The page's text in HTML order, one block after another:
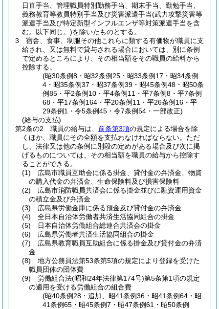
日直手当、管理職員特別勤務手当、期末手当、勤勉手当、
義務教育等教員特別手当及び災害派遣手当(武力攻撃災害等
派遣手当及び特定新型インフルエンザ等対策派遣手当を含
む。以下同じ。)を除いたものとする。
3
宿舎、食事、制服その他これらに類する有価物が職員に支
給され、又は無料で貸与される場合においては、別に条例
で定めるところにより、その相当額をその職員の給料から
控除する。
(昭30条例8・昭32条例25・昭33条例17・昭34条例
4・昭35条例37・昭37条例39・昭45条例48・昭50条
例85・平2条例10・平4条例11・平7条例8・平7条例
68・平17条例164・平20条例11・平26条例16・平
29条例1・令5条例45・令7条例54・一部改正)
(給与の支払)
第2条の2
職員の給与は、 前条第3項の規定による場合を除
くほか、職員にその全額を支払わなければならない。 ただ
し、法律又は他の条例に別段の定めがある場合及び次に掲
げるものについては、その相当額を職員の給与から控除す
ることができる。
(1)
広島市職員互助会に係る掛金、貸付金の弁済金、物資
の購入代金の弁済金、生命保険料及び損害保険料
(2)
広島市消防職員共済会に係る掛金並びに融資運用資金
の積立金及び弁済金
(3)
広島県労働金庫に係る預金及び貸付金の弁済金
(4)
全日本自治体労働者共済生活協同組合の掛金
(5)
日本自治体労働組合総連合共済会の掛金
(6)
広島県労働者共済生活協同組合の掛金
(7)
広島県教育職員互助組合に係る掛金及び貸付金の弁済
金
(8)
地方公務員法第53条第5項の規定により登録を受けた
職員団体の団体費
(9)
労働組合法(昭和24年法律第174号)第5条第1項の規定
の適用を受ける労働組合の組合費
(昭40条例28・追加、昭41条例36・昭41条例64・昭
41条例65・昭45条例7・昭47条例61・昭50条例